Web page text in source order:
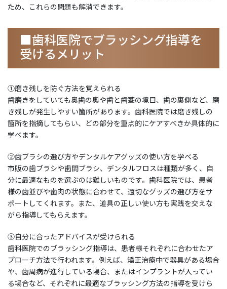
ため、これらの問題も解消できます。
■歯科医院でブラッシング指導を
受けるメリット
①磨き残しを防ぐ方法を覚えられる
歯磨きをしていても奥歯の奥や歯と歯茎の境目、歯の裏側など、磨
き残しが発生しやすい箇所があります。歯科医院では磨き残しの
箇所を指摘してもらい、どの部分を重点的にケアすべきか具体的に
学べます。
②歯ブラシの選び方やデンタルケアグッズの使い方を学べる
市販の歯ブラシや歯間ブラシ、デンタルフロスは種類が多く、自
分に最適なものを選ぶのは難しいものです。歯科医院では、患者
様の歯並びや歯肉の状態に合わせて、適切なグッズの選び方をサ
ポートしてくれます。また、道具の正しい使い方も実践を交えな
がら指導してもらえます。
③自分に合ったアドバイスが受けられる
歯科医院でのブラッシング指導は、患者様それぞれに合わせたア
プローチ方法で行われます。例えば、矯正治療中で器具がある場合
や、歯周病が進行している場合、またはインプラントが入ってい
る場合など、それぞれに最適なブラッシング方法の指導を受けら